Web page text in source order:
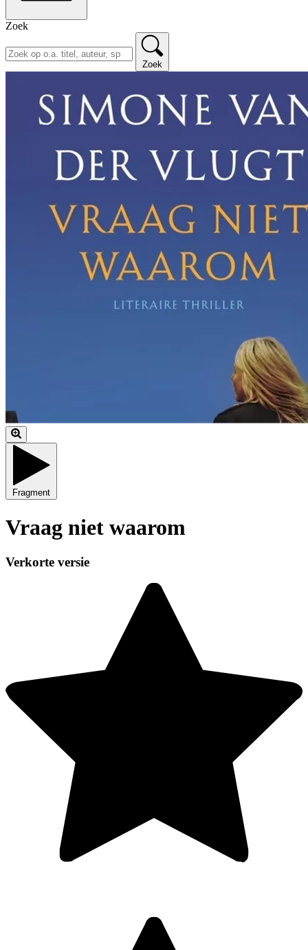
Zoek
Zoek
Fragment
Vraag niet waarom
Verkorte versie